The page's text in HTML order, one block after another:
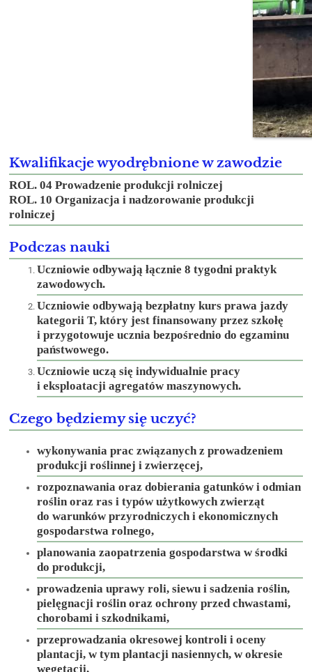
Kwalifikacje wyodrębnione w zawodzie
ROL. 04 Prowadzenie produkcji rolniczej
ROL. 10 Organizacja i nadzorowanie produkcji
rolniczej
Podczas nauki
Uczniowie odbywają łącznie 8 tygodni praktyk
zawodowych.
Uczniowie odbywają bezpłatny kurs prawa jazdy
kategorii T, który jest finansowany przez szkołę
i przygotowuje ucznia bezpośrednio do egzaminu
państwowego.
Uczniowie uczą się indywidualnie pracy
i eksploatacji agregatów maszynowych.
Czego będziemy się uczyć?
wykonywania prac związanych z prowadzeniem
produkcji roślinnej i zwierzęcej,
rozpoznawania oraz dobierania gatunków i odmian
roślin oraz ras i typów użytkowych zwierząt
do warunków przyrodniczych i ekonomicznych
gospodarstwa rolnego,
planowania zaopatrzenia gospodarstwa w środki
do produkcji,
prowadzenia uprawy roli, siewu i sadzenia roślin,
pielęgnacji roślin oraz ochrony przed chwastami,
chorobami i szkodnikami,
przeprowadzania okresowej kontroli i oceny
plantacji, w tym plantacji nasiennych, w okresie
wegetacji,